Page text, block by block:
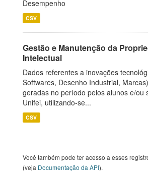
Desempenho
CSV
Gestão e Manutenção da
Intelectual
Dados referentes a inovações
Softwares, Desenho Industrial,
geradas no período pelos alunos e/ou
Unifei, utilizando-se...
CSV
Você também pode ter acesso a esses
(veja Documentação da API).